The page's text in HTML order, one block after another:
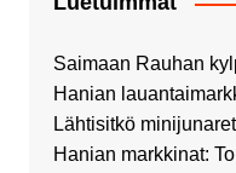
Saimaan Rauhan
Hanian
Lähtisitkö
Hanian markkinat: